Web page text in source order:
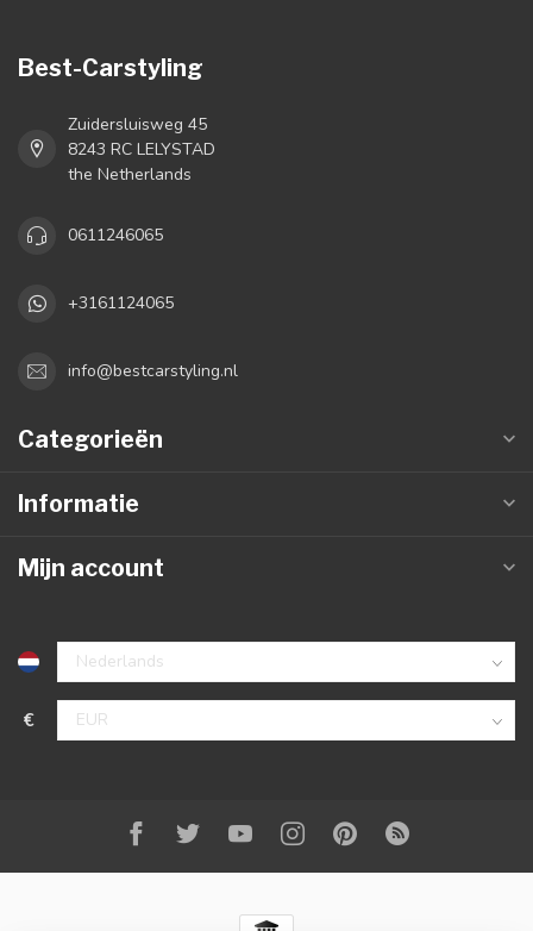
Best-Carstyling
Zuidersluisweg 45
8243 RC LELYSTAD
the Netherlands
0611246065
+3161124065
info@bestcarstyling.nl
Categorieën
Informatie
Mijn account
€